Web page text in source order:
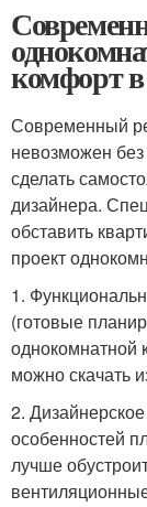
комфорт
Современный
невозможен
сделать
дизайнера.
обставить
проект
1.
(готовые
однокомнатной
можно скачать
2.
особенностей
лучше